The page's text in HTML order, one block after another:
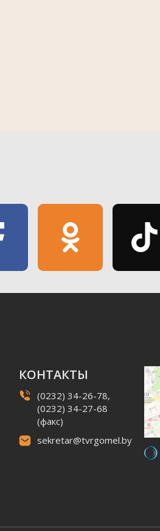
торжественный
Дню строителя
КОНТАКТЫ
(0232) 34-26-78,
(0232) 34-27-68
(факс)
sekretar@tvrgomel.by